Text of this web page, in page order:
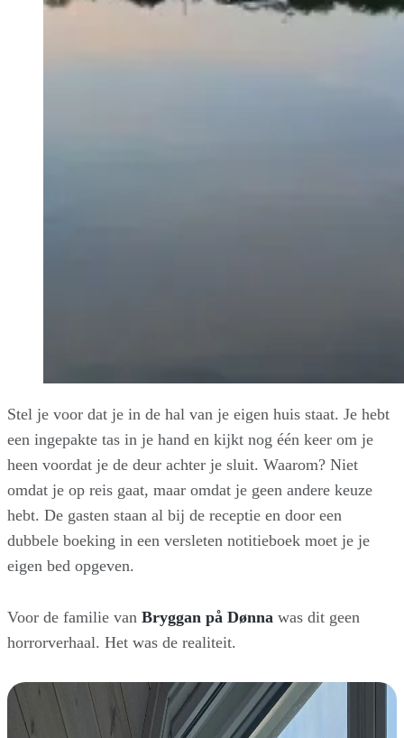
Stel je voor dat je in de hal van je eigen huis staat. Je hebt
een ingepakte tas in je hand en kijkt nog één keer om je
heen voordat je de deur achter je sluit. Waarom? Niet
omdat je op reis gaat, maar omdat je geen andere keuze
hebt. De gasten staan al bij de receptie en door een
dubbele boeking in een versleten notitieboek moet je je
eigen bed opgeven.
Voor de familie van Bryggan på Dønna was dit geen
horrorverhaal. Het was de realiteit.